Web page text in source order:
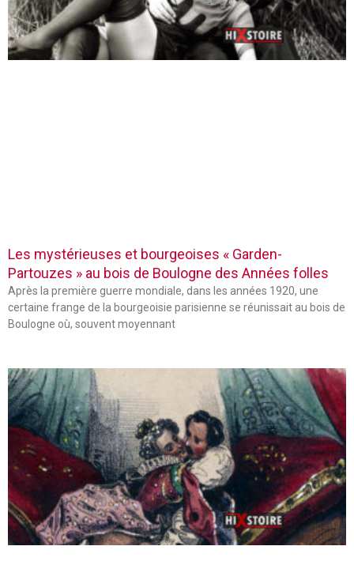
Les mystérieuses et bourgeoises « Garden-
Partouzes » au bois de Boulogne des Années folles
Après la première guerre mondiale, dans les années 1920, une
certaine frange de la bourgeoisie parisienne se réunissait au bois de
Boulogne où, souvent moyennant